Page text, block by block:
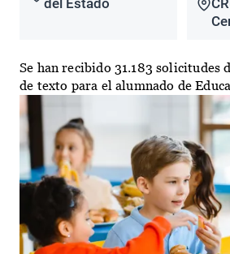
del Estado
Se han recibido 31.183 solicitudes
de texto para el alumnado de